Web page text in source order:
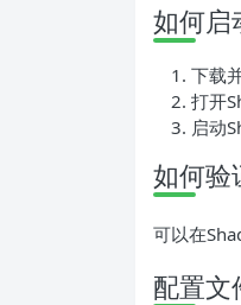
如何启
下载
打开
启动
如何验
可以在
配置文